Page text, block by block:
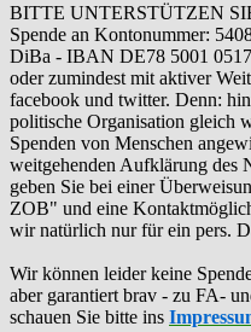
BITTE UNTERSTÜTZEN
Spende an Kontonummer:
DiBa - IBAN DE78 5001
oder zumindest mit aktiver
facebook und twitter. Denn:
politische Organisation gleich
Spenden von Menschen
weitgehenden Aufklärung des
geben Sie bei einer
ZOB" und eine
wir natürlich nur für ein pers.
Wir können leider keine
aber garantiert brav - zu FA-
schauen Sie bitte ins